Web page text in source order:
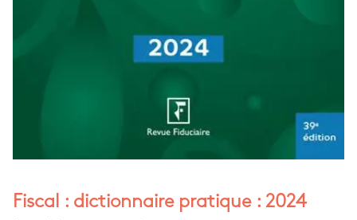
Fiscal : dictionnaire pratique : 2024